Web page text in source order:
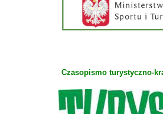
Czasopismo turystyczno-